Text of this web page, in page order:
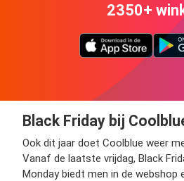
2350+
Black Friday bij
Ook dit jaar doet Coolblue weer
Vanaf de laatste vrijdag, Black
Monday biedt men in de webshop